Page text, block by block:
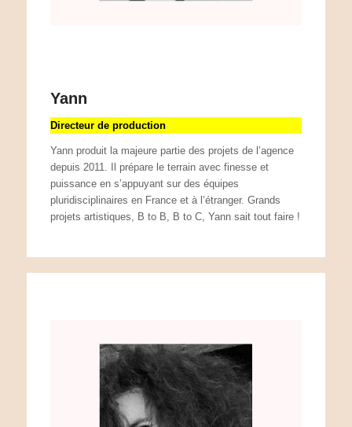
Yann
Directeur de production
Yann produit la majeure partie des projets de l’agence
depuis 2011. Il prépare le terrain avec finesse et
puissance en s’appuyant sur des équipes
pluridisciplinaires en France et à l’étranger. Grands
projets artistiques, B to B, B to C, Yann sait tout faire !